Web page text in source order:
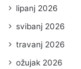
lipanj 2026
svibanj 2026
travanj 2026
ožujak 2026